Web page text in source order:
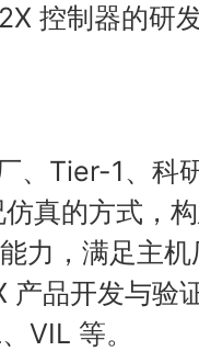
控制器的研
、Tier-1、科
真的方式，
力，满足主机
品开发与验
VIL 等。